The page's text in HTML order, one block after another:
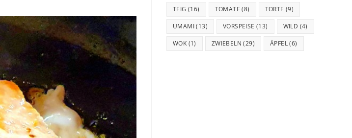
TEIG (16) TOMATE (8) TORTE (9)
UMAMI(13) VORSPEISE (13) WILD (4)
WOK (1) ZWIEBELN (29) ÄPFEL(6)